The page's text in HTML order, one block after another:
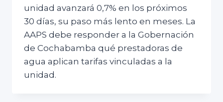
unidad avanzará 0,7% en los próximos
30 días, su paso más lento en meses. La
AAPS debe responder a la Gobernación
de Cochabamba qué prestadoras de
agua aplican tarifas vinculadas a la
unidad.